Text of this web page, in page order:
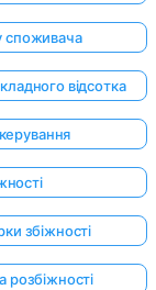
споживача
відсотка
збіжності
розбіжності